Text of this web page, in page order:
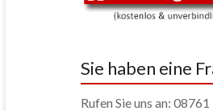
Sie haben eine
Rufen Sie uns an: